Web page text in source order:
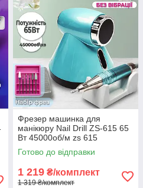
Фрезер машинка для
манікюру Nail Drill ZS-615 65
Вт 45000об/м zs 615
манікюрний фрейзер SH
Готово до відправки
1 219 ₴/комплект
1 319 ₴/комплект